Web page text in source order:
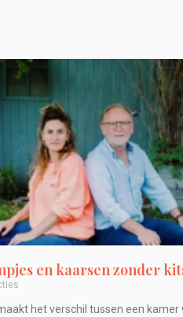
en kaarsen zonder
het verschil tussen een kamer